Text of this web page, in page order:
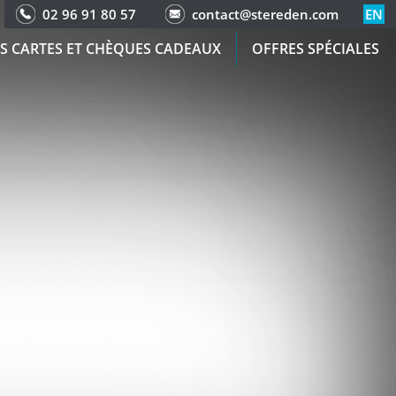
02 96 91 80 57 contact@stereden.com EN
CARTES ET CHÈQUES CADEAUX OFFRES SPÉCIALES